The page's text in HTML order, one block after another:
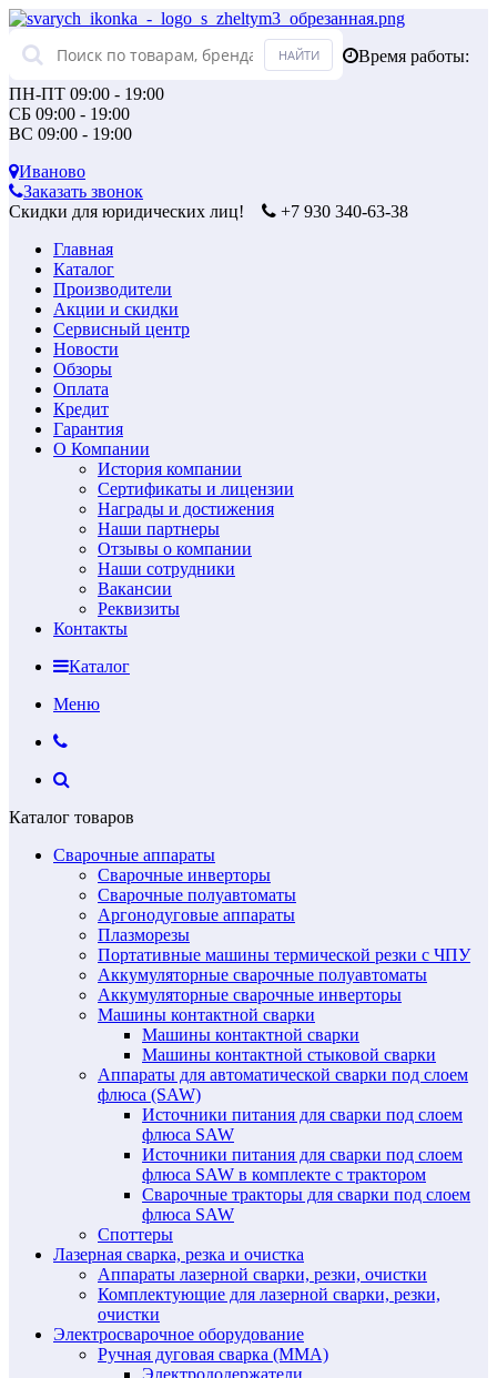
Время работы:
ПН-ПТ 09:00 - 19:00
СБ 09:00 - 19:00
ВС 09:00 - 19:00
Иваново
Заказать звонок
Скидки для юридических лиц!
+7 930 340-63-38
Главная
Каталог
Производители
Акции и скидки
Сервисный центр
Новости
Обзоры
Оплата
Кредит
Гарантия
О Компании
История компании
Сертификаты и лицензии
Награды и достижения
Наши партнеры
Отзывы о компании
Наши сотрудники
Вакансии
Реквизиты
Контакты
Каталог
Меню
Каталог товаров
Сварочные аппараты
Сварочные инверторы
Сварочные полуавтоматы
Аргонодуговые аппараты
Плазморезы
Портативные машины термической резки с ЧПУ
Аккумуляторные сварочные полуавтоматы
Аккумуляторные сварочные инверторы
Машины контактной сварки
Машины контактной сварки
Машины контактной стыковой сварки
Аппараты для автоматической сварки под слоем
флюса (SAW)
Источники питания для сварки под слоем
флюса SAW
Источники питания для сварки под слоем
флюса SAW в комплекте с трактором
Сварочные тракторы для сварки под слоем
флюса SAW
Споттеры
Лазерная сварка, резка и очистка
Аппараты лазерной сварки, резки, очистки
Комплектующие для лазерной сварки, резки,
очистки
Электросварочное оборудование
Ручная дуговая сварка (MMA)
Электрододержатели